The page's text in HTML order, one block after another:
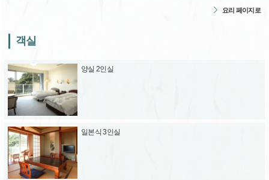
요리 페이지로
객실
양실 2인실
일본식 3인실